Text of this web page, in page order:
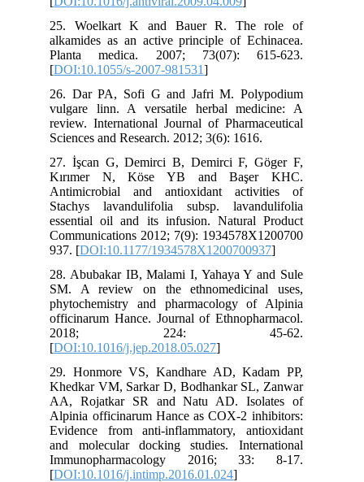
25. Woelkart K and Bauer R. The role of
alkamides as an active principle of Echinacea.
Planta medica. 2007; 73(07): 615-623.
[DOI:10.1055/s-2007-981531
26. Dar PA, Sofi G and Jafri M. Polypodium
vulgare linn. A versatile herbal medicine: A
review. International Journal of Pharmaceutical
Sciences and Research. 2012; 3(6): 1616.
27. İşcan G, Demirci B, Demirci F, Göger F,
Kırımer N, Köse YB and Başer KHC.
Antimicrobial and antioxidant activities of
Stachys lavandulifolia subsp. lavandulifolia
essential oil and its infusion. Natural Product
Communications 2012; 7(9): 1934578X1200700
937. [DOI:10.1177/1934578X1200700937
28. Abubakar IB, Malami I, Yahaya Y and Sule
SM. A review on the ethnomedicinal uses,
phytochemistry and pharmacology of Alpinia
officinarum Hance. Journal of Ethnopharmacol.
2018; 224: 45-62.
[DOI:10.1016/j.jep.2018.05.027
29. Honmore VS, Kandhare AD, Kadam PP,
Khedkar VM, Sarkar D, Bodhankar SL, Zanwar
AA, Rojatkar SR and Natu AD. Isolates of
Alpinia officinarum Hance as COX-2 inhibitors:
Evidence from anti-inflammatory, antioxidant
and molecular docking studies. International
Immunopharmacology 2016; 33: 8-17.
[DOI:10.1016/j.intimp.2016.01.024